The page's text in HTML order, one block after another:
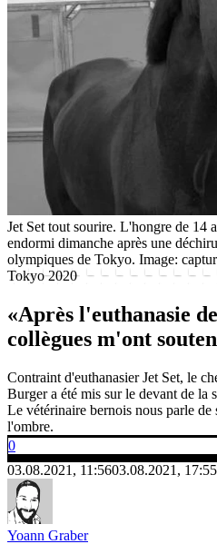
Jet Set tout sourire. L'hongre de 14
endormi dimanche après une
olympiques de Tokyo. Image:
Tokyo 2020
«Après l'euthanasie
collègues m'ont
Contraint d'euthanasier Jet Set, le
Burger a été mis sur le devant de la
Le vétérinaire bernois nous parle
l'ombre.
0
03.08.2021, 11:5603.08.2021, 17:55
Yoann Graber